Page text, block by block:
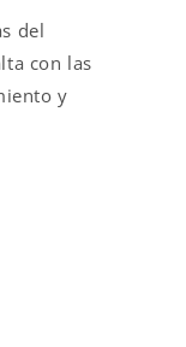
del
con las
y